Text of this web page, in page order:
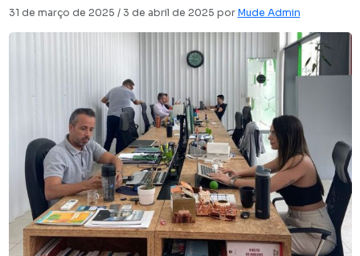
31 de março de 2025 / 3 de abril de 2025 porMude Admin